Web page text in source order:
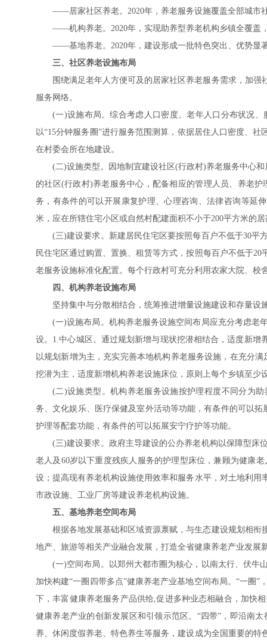
——居家社区养老。2020年，养老服务设施覆盖全部城市
——机构养老。2020年，实现助养型养老机构乡镇全覆盖
——基地养老。2020年，建设形成一批特色突出、优势显
三、社区养老设施布局
围绕满足老年人方便可及的居家社区养老服务需求，加
服务网络。
(一)设施布局。综合考虑人口密度、老年人口分布状况
以“15分钟服务圈”进行服务范围测算，依据居住人口密度、
在村委会所在地建设。
(二)设施类型。因地制宜建设社区(行政村)养老服务中心
的社区(行政村)养老服务中心，配备相应的管理人员、养老
务，有条件的可以开展康复护理、心理咨询、法律咨询等延
米，应在所辖住宅小区或自然村配建面积不小于200平方米的
(三)建设要求。新建居民住宅区要按照每百户不低于30平
民住宅区通过购置、置换、租赁等方式，按照每百户不低于
老服务设施标准化配置。每个行政村可充分利用农家大院、校
四、机构养老设施布局
坚持集中与分散相结合，统筹推进增量设施建设和存量
(一)设施布局。机构养老服务设施空间布局应充分考虑老
设。1.中心城区。通过规划新增与现状挖潜相结合，适度新
以规划新增为主，充实完善本地机构养老服务设施，在充分
挖潜为主，适度新增机构养老设施床位，原则上每个乡镇至少
(二)设施类型。机构养老服务设施按护理程度不同分为
务、文化娱乐、医疗保健及室外活动等功能，有条件的可以
护理等配套功能，有条件的可以拓展安宁疗护等功能。
(三)建设要求。政府主导建设的公办养老机构以保障型床
老人及60岁以下重度残疾人服务的护理型床位，兼顾为健康
设；提高现有养老机构设施使用效率和服务水平，对土地利
市政设施、工业厂房等建设养老机构设施。
五、基地养老空间布局
根据各地发展基础和区域资源禀赋，与生态建设规划相
地产、旅游等相关产业融合发展，打造全省健康养老产业发展
(一)空间布局。以郑州大都市圈为核心，以南太行、伏
加快构建“一圈四带多点”健康养老产业基地空间布局。“一圈
下，丰富健康养老服务产品供给,促进多种业态相融合，加快
健康养老产业的创新发展区和引领示范区。“四带”，即沿南
养、休闲度假养老、特色养生等服务，建设成为全国重要的